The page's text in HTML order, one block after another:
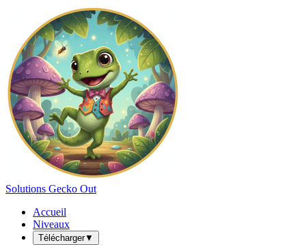
Solutions Gecko Out
Accueil
Niveaux
Télécharger▼